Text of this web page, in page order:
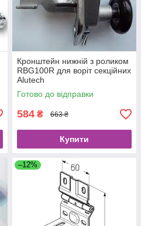
Кронштейн нижній з роликом
RBG100R для воріт секційних
Alutech
Готово до відправки
584 ₴ 663 ₴
Купити
–12%